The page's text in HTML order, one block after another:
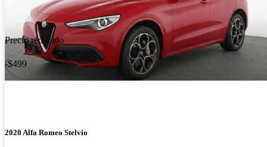
Precio reducido
-$499
2020 Alfa Romeo Stelvio